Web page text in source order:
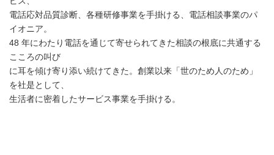
電話応対品質診断、各種研修事業を手掛ける、電話相談事業のパ
イオニア。
48 年にわたり電話を通じて寄せられてきた相談の根底に共通する
こころの叫び
に耳を傾け寄り添い続けてきた。創業以来「世のため人のため」
を社是として、
生活者に密着したサービス事業を手掛ける。